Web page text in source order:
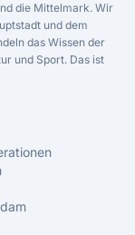
die Mittelmark. Wir
und dem
das Wissen der
und Sport. Das ist